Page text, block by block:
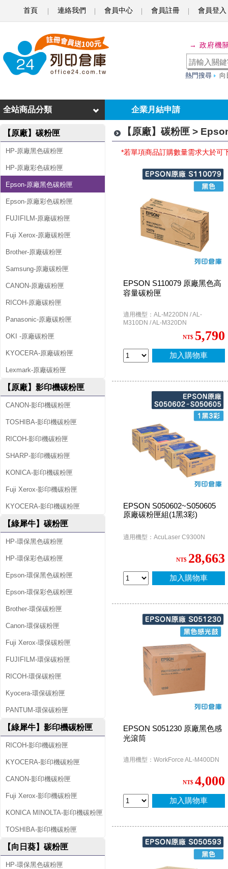
首頁 連絡我們 會員中心 會員註冊 會員登入
s
n
-
原
廠
黑
色
碳
匣
→ 政府機
熱門搜尋 向
企業月結申請
全站商品分類
【原廠】碳粉匣
HP-原廠黑色碳粉匣
HP-原廠彩色碳粉匣
Epson-原廠黑色碳粉匣
Epson-原廠彩色碳粉匣
FUJIFILM-原廠碳粉匣
Fuji Xerox-原廠碳粉匣
Brother-原廠碳粉匣
Samsung-原廠碳粉匣
CANON-原廠碳粉匣
RICOH-原廠碳粉匣
Panasonic-原廠碳粉匣
OKI -原廠碳粉匣
KYOCERA-原廠碳粉匣
Lexmark-原廠碳粉匣
【原廠】影印機碳粉匣
CANON-影印機碳粉匣
TOSHIBA-影印機碳粉匣
RICOH-影印機碳粉匣
SHARP-影印機碳粉匣
KONICA-影印機碳粉匣
Fuji Xerox-影印機碳粉匣
KYOCERA-影印機碳粉匣
【綠犀牛】碳粉匣
HP-環保黑色碳粉匣
HP-環保彩色碳粉匣
Epson-環保黑色碳粉匣
Epson-環保彩色碳粉匣
Brother-環保碳粉匣
Canon-環保碳粉匣
Fuji Xerox-環保碳粉匣
FUJIFILM-環保碳粉匣
RICOH-環保碳粉匣
Kyocera-環保碳粉匣
PANTUM-環保碳粉匣
【綠犀牛】影印機碳粉匣
RICOH-影印機碳粉匣
KYOCERA-影印機碳粉匣
CANON-影印機碳粉匣
Fuji Xerox-影印機碳粉匣
KONICA MINOLTA-影印機碳粉匣
TOSHIBA-影印機碳粉匣
【向日葵】碳粉匣
HP-環保黑色碳粉匣
【原廠】碳粉匣 >
*若單項商品訂購數量需求大於可
EPSON S110079 原廠黑色高
容量碳粉匣
適用機型：AL-M220DN / AL-
M310DN / AL-M320DN
NT$ 5,790
加入購物車
EPSON S050602~S050605
原廠碳粉匣組(1黑3彩)
適用機型：AcuLaser C9300N
NT$ 28,663
加入購物車
EPSON S051230 原廠黑色感
光滾筒
適用機型：WorkForce AL-M400DN
NT$ 4,000
加入購物車